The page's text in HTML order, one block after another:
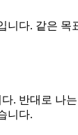
다. 같은
. 반대로 나
니다.